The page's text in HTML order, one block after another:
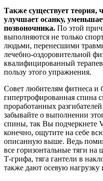
Также существует теория,
улучшает осанку,
позвоночника. По этой
выполняются не только
людьми, перенесшими
лечебно-оздоровительной
квалифицированный
пользу этого упражнения.
Совет любителям фитнеса и
гипертрофированная спина
проработанных
забывайте о выполнении
спины, так Вы подчеркнете
конечно, ощутите на себе
описанную выше. Ведь
все горизонтальные тяги
Т-грифа, тяга гантели в
также дают осевую